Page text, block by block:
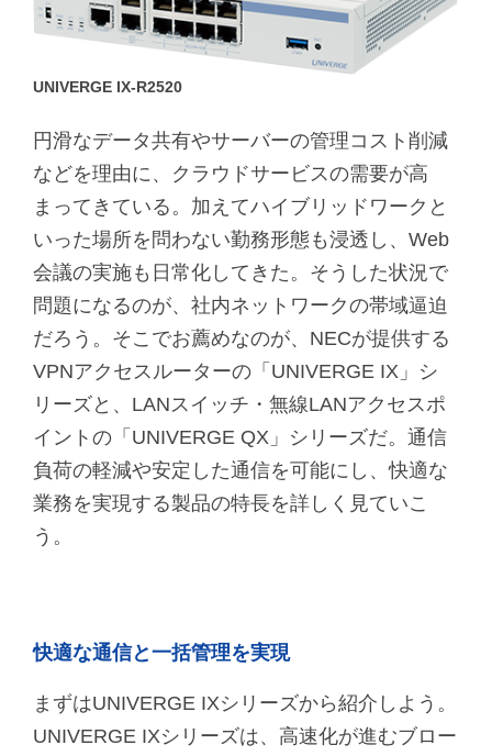
UNIVERGE IX-R2520
円滑なデータ共有やサーバーの管理コスト削減
などを理由に、クラウドサービスの需要が高
まってきている。加えてハイブリッドワークと
いった場所を問わない勤務形態も浸透し、Web
会議の実施も日常化してきた。そうした状況で
問題になるのが、社内ネットワークの帯域逼迫
だろう。そこでお薦めなのが、NECが提供する
VPNアクセスルーターの「UNIVERGE IX」シ
リーズと、LANスイッチ・無線LANアクセスポ
イントの「UNIVERGE QX」シリーズだ。通信
負荷の軽減や安定した通信を可能にし、快適な
業務を実現する製品の特長を詳しく見ていこ
う。
快適な通信と一括管理を実現
まずはUNIVERGE IXシリーズから紹介しよう。
UNIVERGE IXシリーズは、高速化が進むブロー